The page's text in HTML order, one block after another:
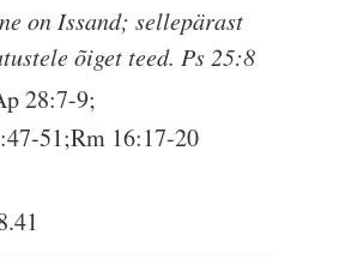
on Issand; sellepärast
õiget teed. Ps 25:8
28:7-9;
51;Rm 16:17-20